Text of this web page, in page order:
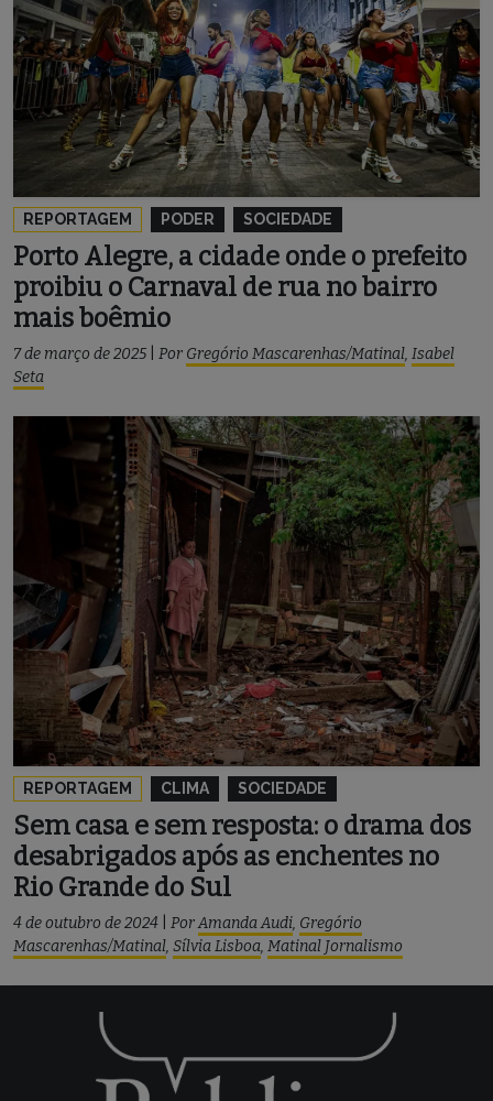
REPORTAGEM PODER SOCIEDADE
Porto Alegre, a cidade onde o prefeito
proibiu o Carnaval de rua no bairro
mais boêmio
7 de março de 2025 Por Gregório Mascarenhas/Matinal, Isabel
Seta
REPORTAGEM CLIMA SOCIEDADE
Sem casa e sem resposta: o drama dos
desabrigados após as enchentes no
Rio Grande do Sul
4 de outubro de 2024 PorAmanda Audi, Gregório
Mascarenhas/Matinal, Sílvia Lisboa, Matinal Jornalismo